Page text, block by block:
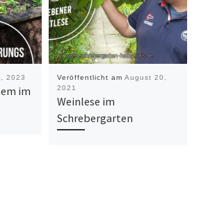
2023
im
Veröffentlicht am August 20,
2021
Weinlese im
Schrebergarten